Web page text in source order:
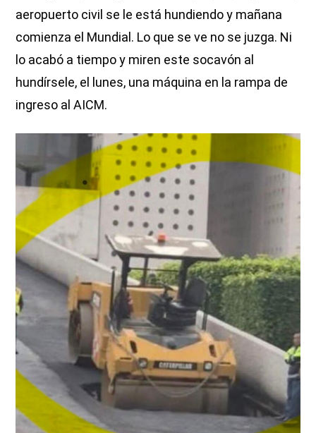
aeropuerto civil se le está hundiendo y mañana
comienza el Mundial. Lo que se ve no se juzga. Ni
lo acabó a tiempo y miren este socavón al
hundírsele, el lunes, una máquina en la rampa de
ingreso al AICM.